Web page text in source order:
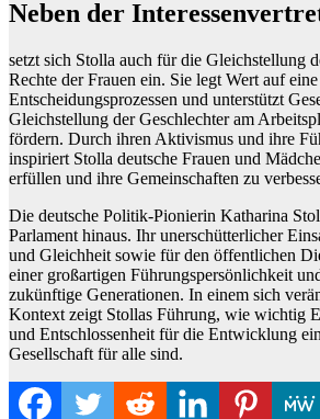
Neben der
setzt sich Stolla auch für die Gleichstellung
Rechte der Frauen ein. Sie legt Wert auf
Entscheidungsprozessen und unterstützt
Gleichstellung der Geschlechter am
fördern. Durch ihren Aktivismus und ihre
inspiriert Stolla deutsche Frauen und
erfüllen und ihre Gemeinschaften zu
Die deutsche Politik-Pionierin Katharina
Parlament hinaus. Ihr unerschütterlicher
und Gleichheit sowie für den öffentlichen
einer großartigen Führungspersönlichkeit
zukünftige Generationen. In einem sich
Kontext zeigt Stollas Führung, wie wichtig
und Entschlossenheit für die Entwicklung
Gesellschaft für alle sind.